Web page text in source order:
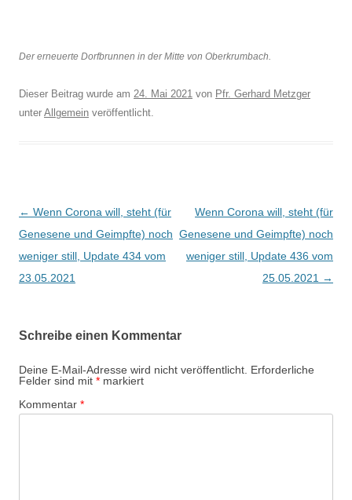
Der erneuerte Dorfbrunnen in der Mitte von Oberkrumbach.
Dieser Beitrag wurde am 24. Mai 2021 von Pfr. Gerhard Metzger
unter Allgemein veröffentlicht.
Beitragsnavigation
← Wenn Corona will, steht (für
Genesene und Geimpfte) noch
weniger still, Update 434 vom
23.05.2021
Wenn Corona will, steht (für
Genesene und Geimpfte) noch
weniger still, Update 436 vom
25.05.2021 →
Schreibe einen Kommentar
Deine E-Mail-Adresse wird nicht veröffentlicht. Erforderliche
Felder sind mit * markiert
Kommentar *